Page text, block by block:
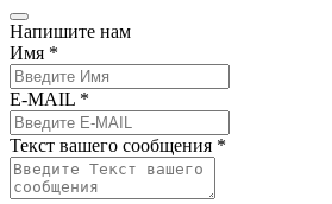
Напишите нам
Имя *
E-MAIL *
Текст вашего сообщения *